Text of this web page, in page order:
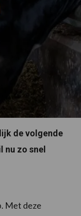
de volgende
zo snel
Met deze